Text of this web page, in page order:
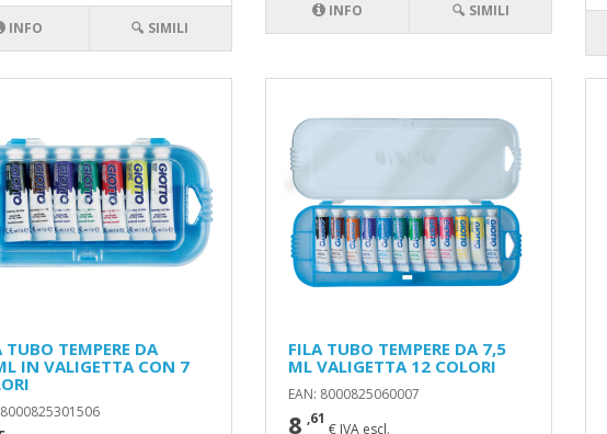
INFO 🔍 SIMILI
INFO 🔍 SIMILI
TUBO TEMPERE DA
IN VALIGETTA CON 7
8000825301506
FILA TUBO TEMPERE DA 7,5
ML VALIGETTA 12 COLORI
EAN: 8000825060007
8 ,61
€ IVA escl.